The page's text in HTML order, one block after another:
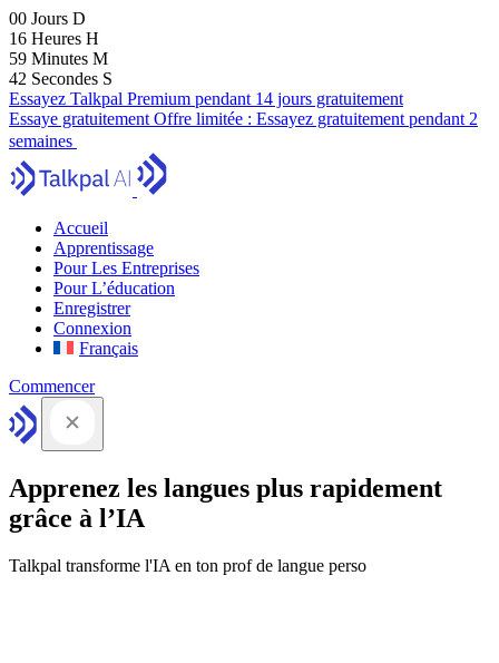
00 Jours D
16 Heures H
59 Minutes M
41 Secondes S
Essayez Talkpal Premium pendant 14 jours gratuitement
Essaye gratuitement Offre limitée : Essayez gratuitement pendant 2
semaines
Accueil
Apprentissage
Pour Les Entreprises
Pour L’éducation
Enregistrer
Connexion
Français
Commencer
Apprenez les langues plus rapidement
grâce à l’IA
Talkpal transforme l'IA en ton prof de langue perso